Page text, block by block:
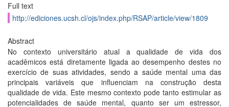
Full text
http://ediciones.ucsh.cl/ojs/index.php/RSAP/article/view/1809
Abstract
No contexto universitário atual a qualidade de vida dos
acadêmicos está diretamente ligada ao desempenho destes no
exercí­cio de suas atividades, sendo a saúde mental uma das
principais variáveis que influenciam na construção desta
qualidade de vida. Este mesmo contexto pode tanto estimular as
potencialidades de saúde mental, quanto ser um estressor,